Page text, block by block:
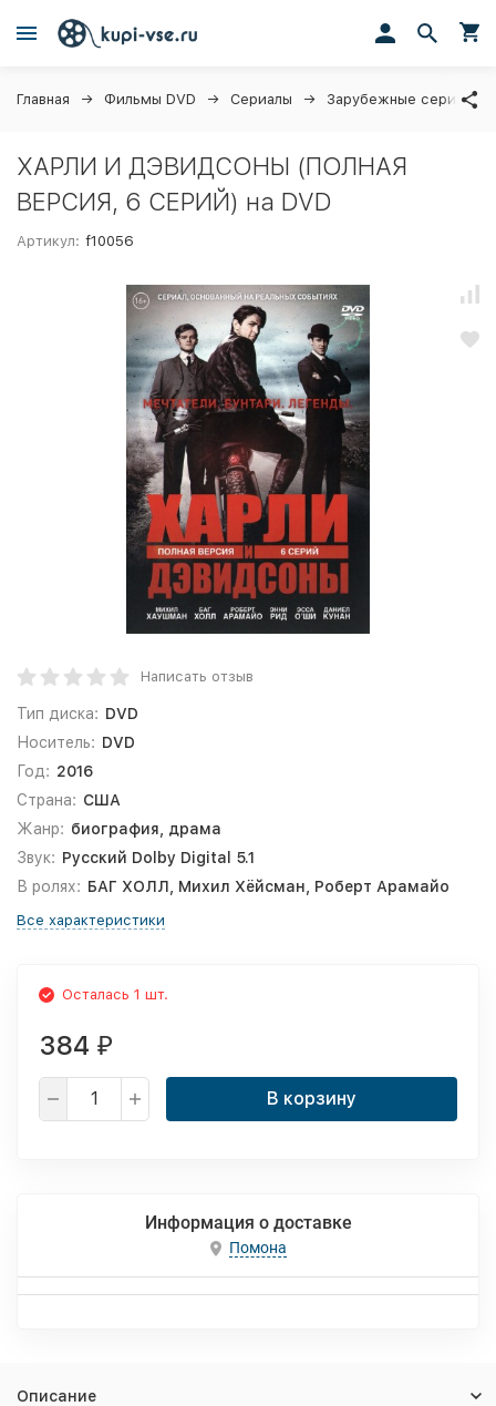
Главная Фильмы DVD Сериалы Зарубежные сериалы
ХАРЛИ И ДЭВИДСОНЫ (ПОЛНАЯ
ВЕРСИЯ, 6 СЕРИЙ) на DVD
Артикул: f10056
Написать отзыв
Тип диска: DVD
Носитель: DVD
Год: 2016
Страна: США
Жанр: биография, драма
Звук: Русский Dolby Digital 5.1
В ролях: БАГ ХОЛЛ, Михил Хёйсман, Роберт Арамайо
Все характеристики
Осталась 1 шт.
384 ₽
В корзину
Информация о доставке
Помона
Описание